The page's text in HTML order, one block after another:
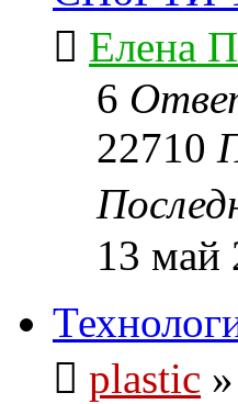
Елена
6
22710
13 май
plastic »